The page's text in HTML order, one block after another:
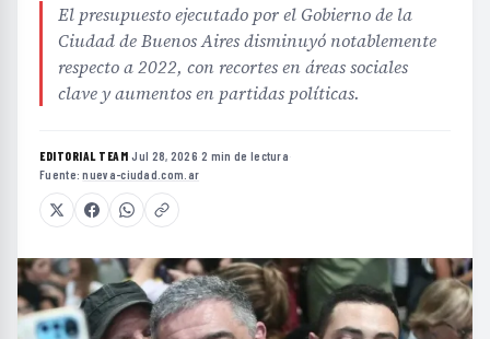
El presupuesto ejecutado por el Gobierno de la
Ciudad de Buenos Aires disminuyó notablemente
respecto a 2022, con recortes en áreas sociales
clave y aumentos en partidas políticas.
EDITORIAL TEAM·Jul 28, 2026·2 min de lectura·
Fuente:nueva-ciudad.com.ar